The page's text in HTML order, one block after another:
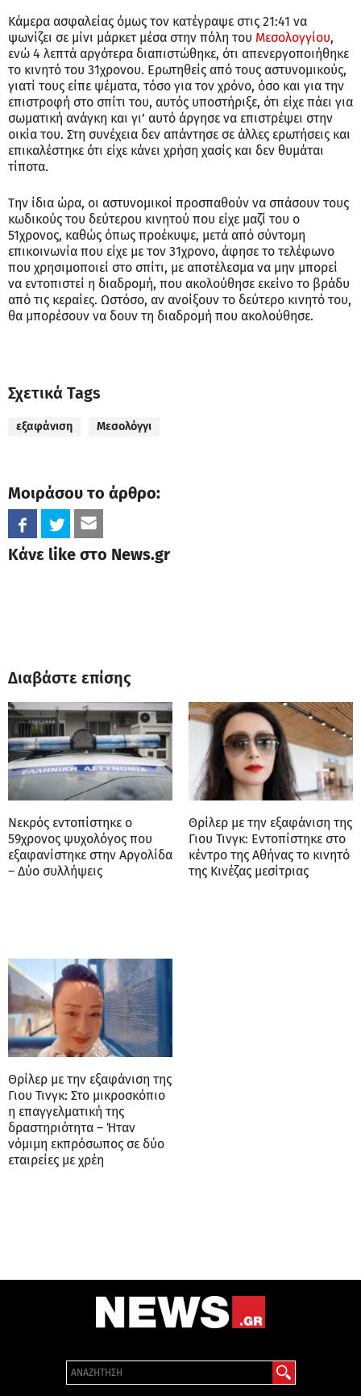
Κάμερα ασφαλείας όμως τον κατέγραψε στις 21:41 να
ψωνίζει σε μίνι μάρκετ μέσα στην πόλη του Μεσολογγίου,
ενώ 4 λεπτά αργότερα διαπιστώθηκε, ότι απενεργοποιήθηκε
το κινητό του 31χρονου. Ερωτηθείς από τους αστυνομικούς,
γιατί τους είπε ψέματα, τόσο για τον χρόνο, όσο και για την
επιστροφή στο σπίτι του, αυτός υποστήριξε, ότι είχε πάει για
σωματική ανάγκη και γι’ αυτό άργησε να επιστρέψει στην
οικία του. Στη συνέχεια δεν απάντησε σε άλλες ερωτήσεις και
επικαλέστηκε ότι είχε κάνει χρήση χασίς και δεν θυμάται
τίποτα.
Την ίδια ώρα, οι αστυνομικοί προσπαθούν να σπάσουν τους
κωδικούς του δεύτερου κινητού που είχε μαζί του ο
51χρονος, καθώς όπως προέκυψε, μετά από σύντομη
επικοινωνία που είχε με τον 31χρονο, άφησε το τελέφωνο
που χρησιμοποιεί στο σπίτι, με αποτέλεσμα να μην μπορεί
να εντοπιστεί η διαδρομή, που ακολούθησε εκείνο το βράδυ
από τις κεραίες. Ωστόσο, αν ανοίξουν το δεύτερο κινητό του,
θα μπορέσουν να δουν τη διαδρομή που ακολούθησε.
Σχετικά Tags
εξαφάνιση Μεσολόγγι
Μοιράσου το άρθρο:
Κάνε like στο News.gr
Διαβάστε επίσης
Νεκρός εντοπίστηκε ο
59χρονος ψυχολόγος που
εξαφανίστηκε στην Αργολίδα
– Δύο συλλήψεις
Θρίλερ με την εξαφάνιση της
Γιου Τινγκ: Εντοπίστηκε στο
κέντρο της Αθήνας το κινητό
της Κινέζας μεσίτριας
Θρίλερ με την εξαφάνιση της
Γιου Τινγκ: Στο μικροσκόπιο
η επαγγελματική της
δραστηριότητα – Ήταν
νόμιμη εκπρόσωπος σε δύο
εταιρείες με χρέη